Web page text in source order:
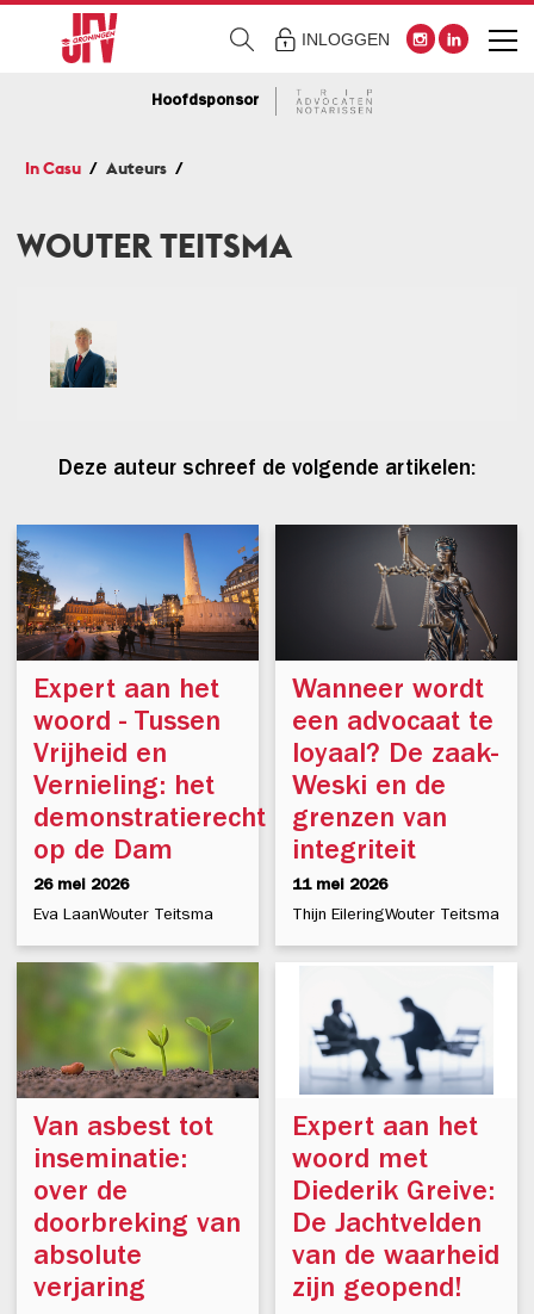
INLOGGEN
Hoofdsponsor
In Casu Auteurs
WOUTER TEITSMA
Deze auteur schreef de volgende artikelen:
Expert aan het
woord - Tussen
Vrijheid en
Vernieling: het
demonstratierecht
op de Dam
26 mei 2026
Eva LaanWouter Teitsma
Wanneer wordt
een advocaat te
loyaal? De zaak-
Weski en de
grenzen van
integriteit
11 mei 2026
Thijn EileringWouter Teitsma
Van asbest tot
inseminatie:
over de
doorbreking van
absolute
verjaring
Expert aan het
woord met
Diederik Greive:
De Jachtvelden
van de waarheid
zijn geopend!